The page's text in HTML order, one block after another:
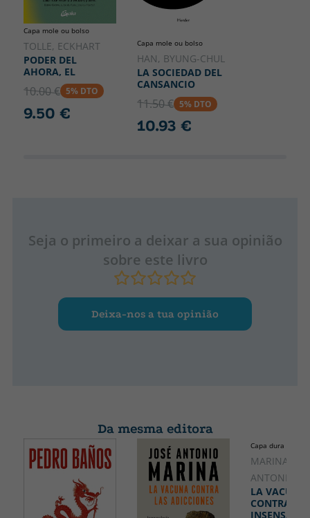
Capa mole ou bolso
TOLLE, ECKHART
PODER DEL
AHORA, EL
10.00 € 5% DTO
9.50 €
Capa mole ou bolso
HAN, BYUNG-CHUL
LA SOCIEDAD DEL
CANSANCIO
11.50 € 5% DTO
10.93 €
Seja o primeiro a deixar a sua opinião
sobre este livro
Deixa-nos a tua opinião
Da mesma editora
Capa dura
MARINA,
ANTONIO
LA VACUNA
CONTRA LA
INSENSATEZ